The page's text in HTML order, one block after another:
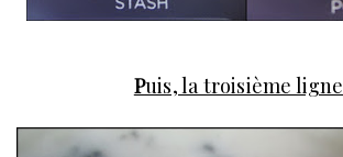
Puis, la troisième ligne